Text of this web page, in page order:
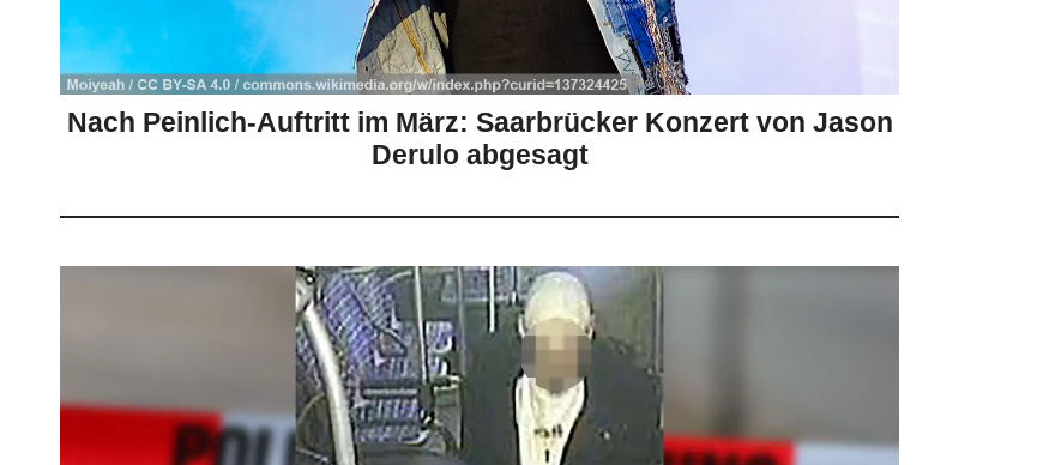
Nach Peinlich-Auftritt im März: Saarbrücker Konzert von Jason
Derulo abgesagt